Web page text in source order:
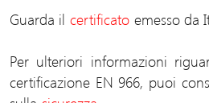
Guarda il certificato emesso da
Per ulteriori informazioni
certificazione EN 966, puoi